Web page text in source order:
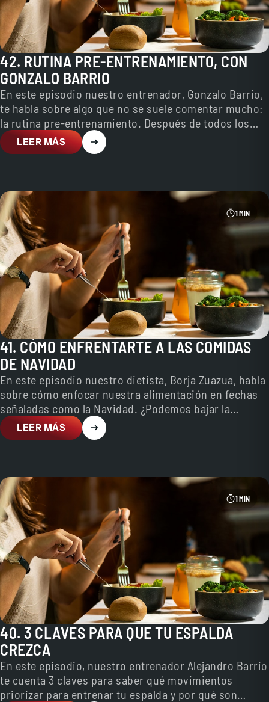
42. RUTINA PRE-ENTRENAMIENTO, CON
GONZALO BARRIO
En este episodio nuestro entrenador, Gonzalo Barrio,
te habla sobre algo que no se suele comentar mucho:
la rutina pre-entrenamiento. Después de todos los…
LEER MÁS
1 MIN
41. CÓMO ENFRENTARTE A LAS COMIDAS
DE NAVIDAD
En este episodio nuestro dietista, Borja Zuazua, habla
sobre cómo enfocar nuestra alimentación en fechas
señaladas como la Navidad. ¿Podemos bajar la
guardia ya…
LEER MÁS
1 MIN
40. 3 CLAVES PARA QUE TU ESPALDA
CREZCA
En este episodio, nuestro entrenador Alejandro Barrio
te cuenta 3 claves para saber qué movimientos
priorizar para entrenar tu espalda y por qué son…